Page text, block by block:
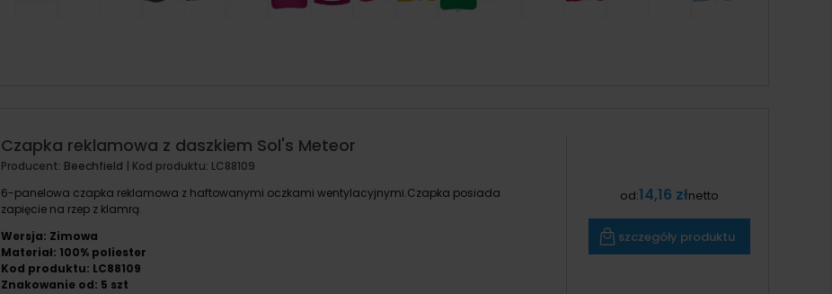
Czapka reklamowa z daszkiem Sol's Meteor
Producent: Beechfield | Kod produktu: LC88109
6-panelowa czapka reklamowa z haftowanymi oczkami wentylacyjnymi.Czapka posiada
zapięcie na rzep z klamrą.
Wersja: Zimowa
Materiał: 100% poliester
Kod produktu: LC88109
Znakowanie od: 5 szt
od:14,16 złnetto
szczegóły produktu